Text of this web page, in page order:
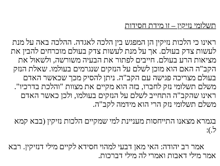
תשלומי נזיקין – זו מידת חסידות
ראינו כי הלכות נזיקין הן המפגש בין הלכה לאגדה. ההלכה באה על מנת
לעשות צדק בעולם. אך על מנת לעשות צדק בעולם מוכרחים להבין את
מציאות הרע בעולם. חייבים לפתור את הבעיה משורשה, ולשאול את
הקב"ה האם הוא מוכן לשלם על הנזקים שנגרמים בעולמו. שאלת הנזק
בעולם מצריכה פגישה עם הקב"ה. ניתן להסיק מכך שכאשר האדם
משלם תשלומי נזק לחברו, בזה הוא מקיים את מצוות "והלכת בדרכיו".
ראינו שהקב"ה התחייב לשלם על הנזקים בעולמו, ולכן כאשר האדם
משלם תשלומי נזק הרי הוא מידמה לקב"ה.
בגמרא מצאנו התייחסות מעניינת למי שמקיים הלכות נזיקין (בבא קמא
ל.):
אמר רב יהודה: האי מאן דבעי למהוי חסידא לקיים מילי דנזיקין. רבא
אמר מילי דאבות ואמרי לה מילי דברכות.